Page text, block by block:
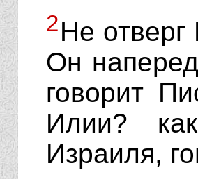
2Не отверг
Он
говорит
Илии?
Израиля,